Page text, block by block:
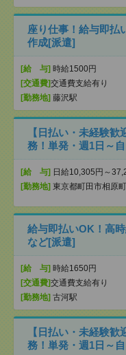
座り仕事！給与即払
作成[派遣]
[給 与] 時給1500円
[交通費]交通費支給有り
[勤務地] 藤沢駅
【日払い・未経験
務！単発・週1日～
[給 与] 日給10,305円～
[勤務地] 東京都町田市相原町
給与即払いOK！高
など[派遣]
[給 与] 時給1650円
[交通費]交通費支給有り
[勤務地] 古河駅
【日払い・未経験
務！単発・週1日～